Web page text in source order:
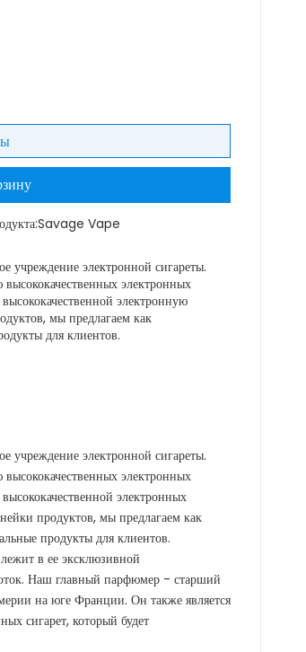
Savage Vape
электронной сигареты.
электронных
электронную
мы предлагаем как
для клиентов.
электронной сигареты.
электронных
электронных
продуктов, мы предлагаем как
продукты для клиентов.
в ее эксклюзивной
Наш главный парфюмер - старший
на юге Франции. Он также является
сигарет, который будет